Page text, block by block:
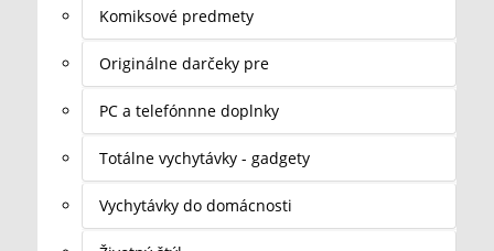
Komiksové predmety
Originálne darčeky pre
PC a telefónnne doplnky
Totálne vychytávky - gadgety
Vychytávky do domácnosti